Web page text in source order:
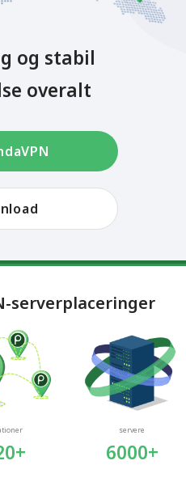
og stabil
overalt
serverplaceringer
servere
6000+